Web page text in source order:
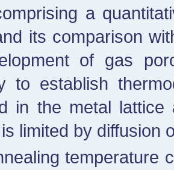
a
its comparison
of gas
to establish
in the metal
limited by diffusion
temperature